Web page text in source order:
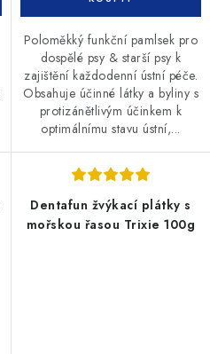
Poloměkký funkční pamlsek pro
dospělé psy & starší psy k
zajištění každodenní ústní péče.
Obsahuje účinné látky a byliny s
protizánětlivým účinkem k
optimálnímu stavu ústní,...
Dentafun žvýkací plátky s
mořskou řasou Trixie 100g